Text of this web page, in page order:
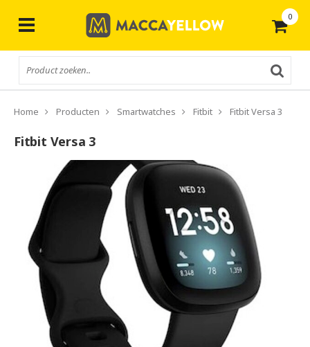
0
Home Producten Smartwatches Fitbit Fitbit Versa 3
Fitbit Versa 3